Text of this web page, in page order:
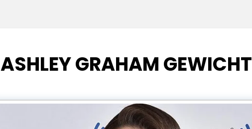
ASHLEY GRAHAM GEWICHT